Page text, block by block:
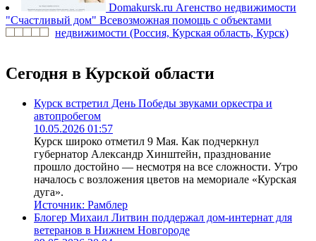
Domakursk.ru Агенство недвижимости
"Счастливый дом" Всевозможная помощь с объектами
недвижимости (Россия, Курская область, Курск)
Сегодня в Курской области
Курск встретил День Победы звуками оркестра и
автопробегом
10.05.2026 01:57
Курск широко отметил 9 Мая. Как подчеркнул
губернатор Александр Хинштейн, празднование
прошло достойно — несмотря на все сложности. Утро
началось с возложения цветов на мемориале «Курская
дуга».
Источник: Рамблер
Блогер Михаил Литвин поддержал дом-интернат для
ветеранов в Нижнем Новгороде